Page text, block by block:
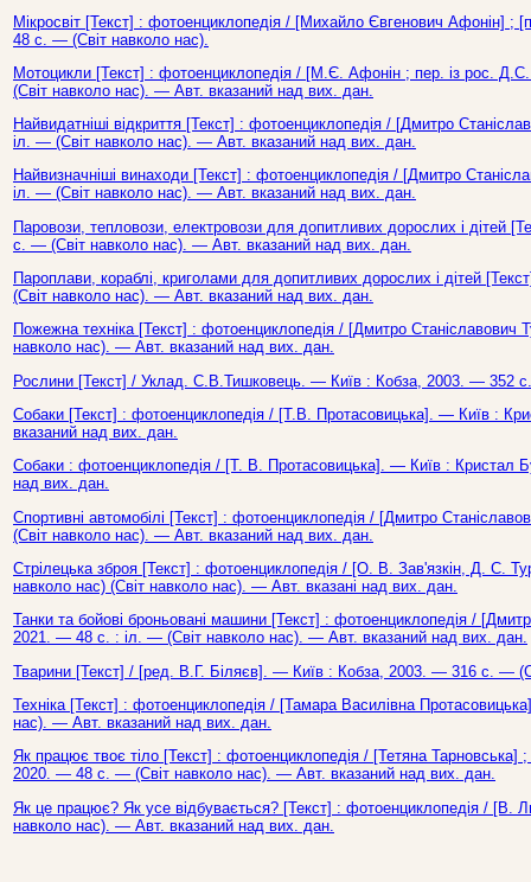
Мікросвіт [Текст] : фотоенциклопедія / [Михайло Євгенович Афонін]
48 с. — (Світ навколо нас).
Мотоцикли [Текст] : фотоенциклопедія / [М.Є. Афонін ; пер. із рос.
(Світ навколо нас). — Авт. вказаний над вих. дан.
Найвидатніші відкриття [Текст] : фотоенциклопедія / [Дмитро
іл. — (Світ навколо нас). — Авт. вказаний над вих. дан.
Найвизначніші винаходи [Текст] : фотоенциклопедія / [Дмитро
іл. — (Світ навколо нас). — Авт. вказаний над вих. дан.
Паровози, тепловози, електровози для допитливих дорослих і
с. — (Світ навколо нас). — Авт. вказаний над вих. дан.
Пароплави, кораблі, криголами для допитливих дорослих і дітей
(Світ навколо нас). — Авт. вказаний над вих. дан.
Пожежна техніка [Текст] : фотоенциклопедія / [Дмитро
навколо нас). — Авт. вказаний над вих. дан.
Рослини [Текст] / Уклад. С.В.Тишковець. — Київ : Кобза, 2003. — 352
Собаки [Текст] : фотоенциклопедія / [Т.В. Протасовицька]. — Київ :
вказаний над вих. дан.
Собаки : фотоенциклопедія / [Т. В. Протасовицька]. — Київ :
над вих. дан.
Спортивні автомобілі [Текст] : фотоенциклопедія / [Дмитро
(Світ навколо нас). — Авт. вказаний над вих. дан.
Стрілецька зброя [Текст] : фотоенциклопедія / [О. В. Зав'язкін, Д. С.
навколо нас) (Світ навколо нас). — Авт. вказані над вих. дан.
Танки та бойові броньовані машини [Текст] : фотоенциклопедія /
2021. — 48 с. : іл. — (Світ навколо нас). — Авт. вказаний над вих. дан.
Тварини [Текст] / [ред. В.Г. Біляєв]. — Київ : Кобза, 2003. — 316 с. —
Техніка [Текст] : фотоенциклопедія / [Тамара Василівна
нас). — Авт. вказаний над вих. дан.
Як працює твоє тіло [Текст] : фотоенциклопедія / [Тетяна
2020. — 48 с. — (Світ навколо нас). — Авт. вказаний над вих. дан.
Як це працює? Як усе відбувається? [Текст] : фотоенциклопедія /
навколо нас). — Авт. вказаний над вих. дан.